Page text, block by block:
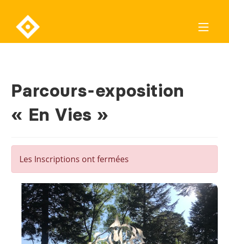
Parcours-exposition
« En Vies »
Les Inscriptions ont fermées